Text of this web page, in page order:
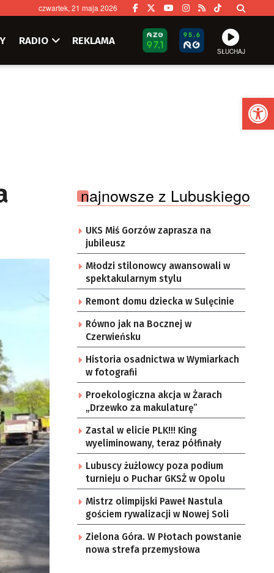
czwartek, 21 maja 2026
RADIO REKLAMA
SŁUCHAJ
najnowsze z Lubuskiego
UKS Miś Gorzów zaprasza na
jubileusz
Młodzi stilonowcy awansowali w
spektakularnym stylu
Remont domu dziecka w Sulęcinie
Równo jak na Bocznej w
Czerwieńsku
Historia osadnictwa w Wymiarkach
w fotografii
Proekologiczna akcja w Żarach
„Drzewko za makulaturę”
Zastal w elicie PLK!!! King
wyeliminowany, teraz półfinały
Lubuscy żużlowcy poza podium
turnieju o Puchar GKSŻ w Opolu
Mistrz olimpijski Paweł Nastula
gościem rywalizacji w Nowej Soli
Zielona Góra. W Płotach powstanie
nowa strefa przemysłowa